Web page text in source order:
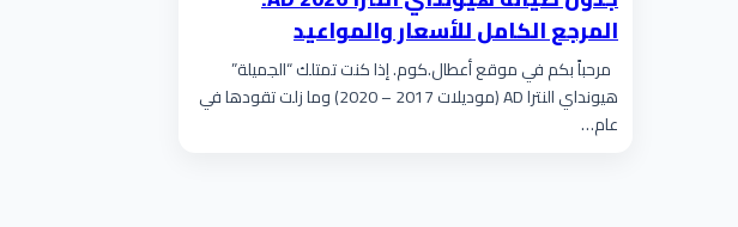
المرجع الكامل للأسعار والمواعيد
مرحباً بكم في موقع أعطال.كوم. إذا كنت تمتلك “الجميلة”
هيونداي النترا AD (موديلات 2017 – 2020) وما زلت تقودها في
عام…